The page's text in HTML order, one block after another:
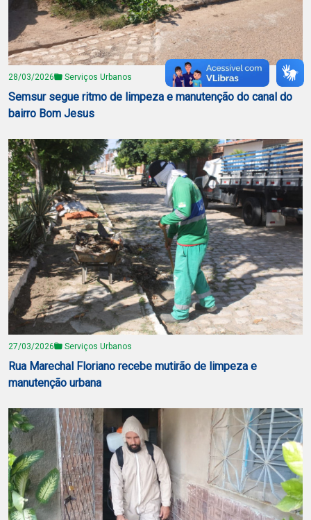
28/03/2026 Serviços Urbanos
Semsur segue ritmo de limpeza e manutenção do canal do
bairro Bom Jesus
27/03/2026 Serviços Urbanos
Rua Marechal Floriano recebe mutirão de limpeza e
manutenção urbana